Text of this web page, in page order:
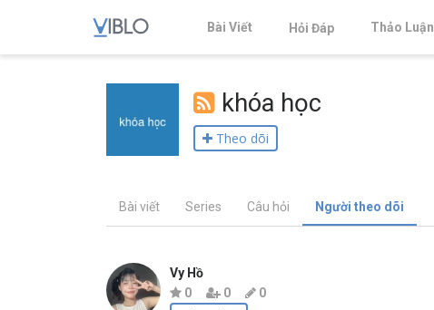
Bài Viết Hỏi Đáp Thảo Luận
khóa học
Theo dõi
Bài viết Series Câu hỏi Người theo dõi
Vy Hồ
0
0 0